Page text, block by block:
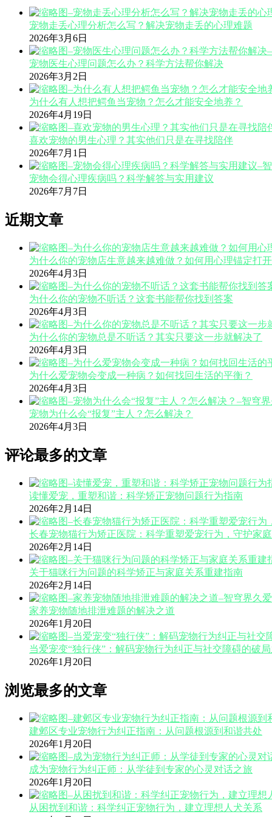
宠物走丢心理分析怎么写？解决宠物走丢的心理难题
2026年3月6日
宠物医生心理问题怎么办？科学方法帮你解决
2026年3月2日
为什么有人想把鳄鱼当宠物？怎么才能安全地养？
2026年4月19日
喜欢宠物的男生心理？其实他们只是在寻找陪伴
2026年7月1日
宠物会得心理疾病吗？科学解答与实用建议
2026年7月7日
近期文章
为什么你的宠物店生意越来越难做？如何用心理锚定打
2026年4月3日
为什么你的宠物不听话？这套书能帮你找到答案
2026年4月3日
为什么你的宠物总是不听话？其实只要这一步就解决了
2026年4月3日
为什么爱宠物会变成一种病？如何找回生活的平衡？
2026年4月3日
宠物为什么会“报复”主人？怎么解决？
2026年4月3日
评论最多的文章
读懂爱宠，重塑和谐：科学矫正宠物问题行为指南
2026年2月14日
长春宠物猫行为矫正医院：科学重塑爱宠行为，守护家
2026年2月14日
关于猫咪行为问题的科学矫正与家庭关系重建指南
2026年2月14日
家养宠物随地排泄难题的解决之道
2026年1月20日
当爱宠变“独行侠”：解码宠物行为纠正与社交障碍的破
2026年1月20日
浏览最多的文章
建邺区专业宠物行为纠正指南：从问题根源到和谐共处
2026年1月20日
成为宠物行为纠正师：从学徒到专家的心灵对话之旅
2026年1月20日
从困扰到和谐：科学纠正宠物行为，建立理想人犬关系